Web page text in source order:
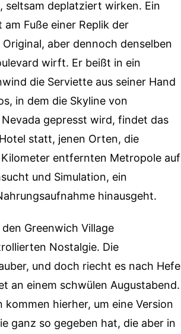
seltsam deplatziert wirken. Ein
Fuße einer Replik der
aber dennoch denselben
wirft. Er beißt in ein
die Serviette aus seiner Hand
in dem die Skyline von
gepresst wird, findet das
statt, jenen Orten, die
entfernten Metropole auf
und Simulation, ein
hinausgeht.
Greenwich Village
Nostalgie. Die
und doch riecht es nach Hefe
an einem schwülen Augustabend.
hierher, um eine Version
ganz so gegeben hat, die aber in